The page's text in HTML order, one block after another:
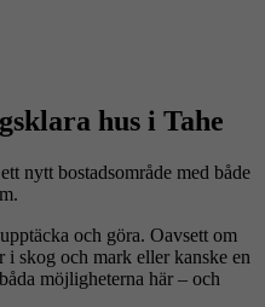
hus i Tahe
nytt bostadsområde med både
och göra. Oavsett om
i skog och mark eller kanske en
möjligheterna här – och